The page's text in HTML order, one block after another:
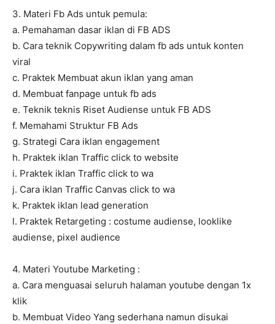
3. Materi Fb Ads untuk pemula:
a. Pemahaman dasar iklan di FB ADS
b. Cara teknik Copywriting dalam fb ads untuk konten
viral
c. Praktek Membuat akun iklan yang aman
d. Membuat fanpage untuk fb ads
e. Teknik teknis Riset Audiense untuk FB ADS
f. Memahami Struktur FB Ads
g. Strategi Cara iklan engagement
h. Praktek iklan Traffic click to website
i. Praktek iklan Traffic click to wa
j. Cara iklan Traffic Canvas click to wa
k. Praktek iklan lead generation
l. Praktek Retargeting : costume audiense, looklike
audiense, pixel audience
4. Materi Youtube Marketing :
a. Cara menguasai seluruh halaman youtube dengan 1x
klik
b. Membuat Video Yang sederhana namun disukai